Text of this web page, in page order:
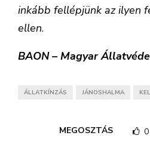
inkább fellépjünk az ilyen
ellen.
BAON – Magyar
ÁLLATKÍNZÁS JÁNOSHALMA
MEGOSZTÁS 0